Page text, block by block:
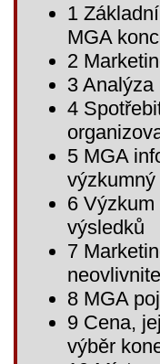
1
MGA
2
3
4
5 MGA
6
výsledků
7
8 MGA
9 Cena,
výběr